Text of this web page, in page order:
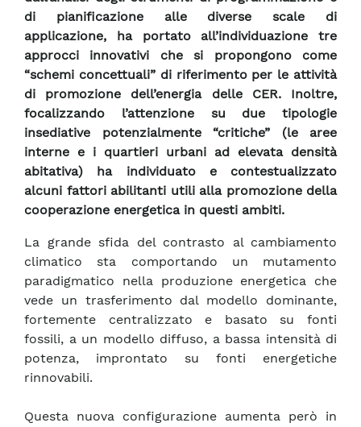
di pianificazione alle diverse scale di
applicazione, ha portato all’individuazione tre
approcci innovativi che si propongono come
“schemi concettuali” di riferimento per le attività
di promozione dell’energia delle CER. Inoltre,
focalizzando l’attenzione su due tipologie
insediative potenzialmente “critiche” (le aree
interne e i quartieri urbani ad elevata densità
abitativa) ha individuato e contestualizzato
alcuni fattori abilitanti utili alla promozione della
cooperazione energetica in questi ambiti.
La grande sfida del contrasto al cambiamento
climatico sta comportando un mutamento
paradigmatico nella produzione energetica che
vede un trasferimento dal modello dominante,
fortemente centralizzato e basato su fonti
fossili, a un modello diffuso, a bassa intensità di
potenza, improntato su fonti energetiche
rinnovabili.
Questa nuova configurazione aumenta però in